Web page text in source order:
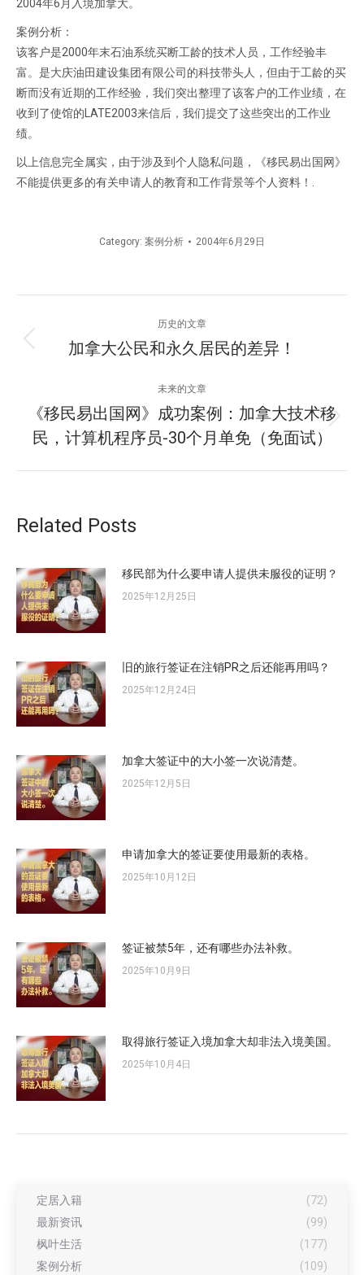
2004年6月入境加拿大。
案例分析：
该客户是2000年末石油系统买断工龄的技术人员，工作经验丰
富。是大庆油田建设集团有限公司的科技带头人，但由于工龄的买
断而没有近期的工作经验，我们突出整理了该客户的工作业绩，在
收到了使馆的LATE2003来信后，我们提交了这些突出的工作业
绩。
以上信息完全属实，由于涉及到个人隐私问题，《移民易出国网》
不能提供更多的有关申请人的教育和工作背景等个人资料！.
Category: 案例分析 2004年6月29日
章
航
历史的文章
历
的
文
章：
加拿大公民和永久居民的差异！
未来的文章
未
来
《移民易出国网》成功案例：加拿大技术移
民，计算机程序员-30个月单免（免面试）
Related Posts
移民部为什么要申请人提供未服役的证明？
2025年12月25日
旧的旅行签证在注销PR之后还能再用吗？
2025年12月24日
加拿大签证中的大小签一次说清楚。
2025年12月5日
申请加拿大的签证要使用最新的表格。
2025年10月12日
签证被禁5年，还有哪些办法补救。
2025年10月9日
取得旅行签证入境加拿大却非法入境美国。
2025年10月4日
定居入籍
(72)
最新资讯
(99)
枫叶生活
(177)
案例分析
(109)